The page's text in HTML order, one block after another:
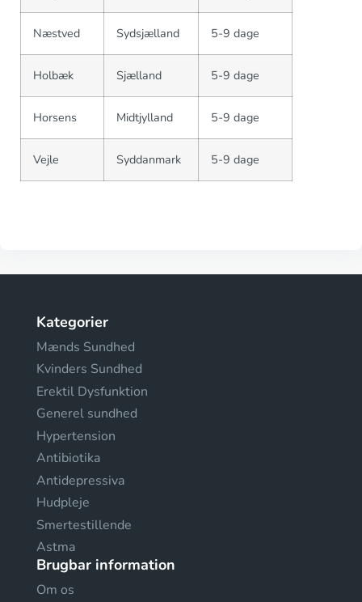
Næstved Sydsjælland 5-9 dage
Holbæk Sjælland 5-9 dage
Horsens Midtjylland 5-9 dage
Vejle Syddanmark 5-9 dage
Kategorier
Mænds Sundhed
Kvinders Sundhed
Erektil Dysfunktion
Generel sundhed
Hypertension
Antibiotika
Antidepressiva
Hudpleje
Smertestillende
Astma
Brugbar information
Om os